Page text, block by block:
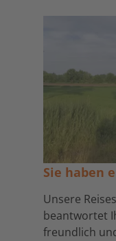
Sie haben
Unsere
beantwortet
freundlich